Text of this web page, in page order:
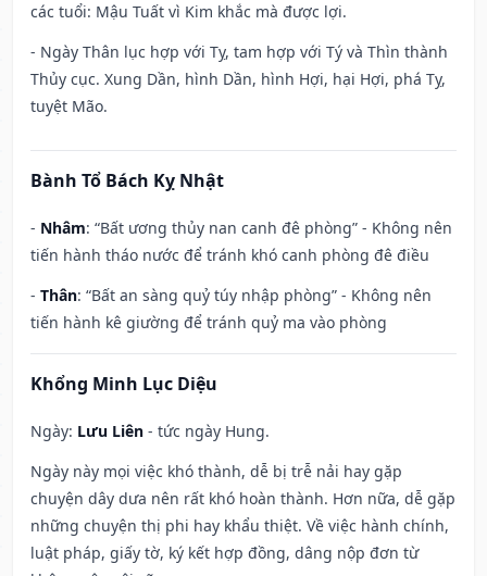
các tuổi: Mậu Tuất vì Kim khắc mà được lợi.
- Ngày Thân lục hợp với Tỵ, tam hợp với Tý và Thìn thành
Thủy cục. Xung Dần, hình Dần, hình Hợi, hại Hợi, phá Tỵ,
tuyệt Mão.
Bành Tổ Bách Kỵ Nhật
- Nhâm: “Bất ương thủy nan canh đê phòng” - Không nên
tiến hành tháo nước để tránh khó canh phòng đê điều
- Thân: “Bất an sàng quỷ túy nhập phòng” - Không nên
tiến hành kê giường để tránh quỷ ma vào phòng
Khổng Minh Lục Diệu
Ngày: Lưu Liên - tức ngày Hung.
Ngày này mọi việc khó thành, dễ bị trễ nải hay gặp
chuyện dây dưa nên rất khó hoàn thành. Hơn nữa, dễ gặp
những chuyện thị phi hay khẩu thiệt. Về việc hành chính,
luật pháp, giấy tờ, ký kết hợp đồng, dâng nộp đơn từ